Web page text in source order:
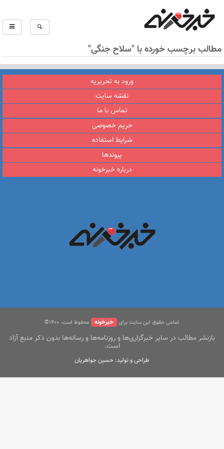
مطالب برچسب خورده با "سلاح جنگی"
ورود به تحریریه
نقشه سایت
تماس با ما
حریم خصوصی
شرایط استفاده
پیوندها
درباره خبرخونه
تمامی حقوق این سایت برای خبرخونه محفوظ است. ۱400©
بازنشر مطالب در سایر خبرگزاری‌ها و روزنامه‌ها و رسانه‌ها بدون ذکر منبع آزاد
است.
طراحی و تولید: حسین جواهریان